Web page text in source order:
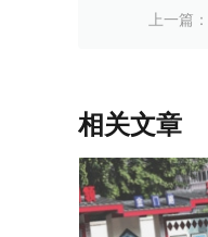
上一篇：
相关文章